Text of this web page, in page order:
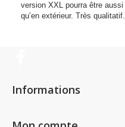
version XXL pourra être
qu’en extérieur. Très
Informations